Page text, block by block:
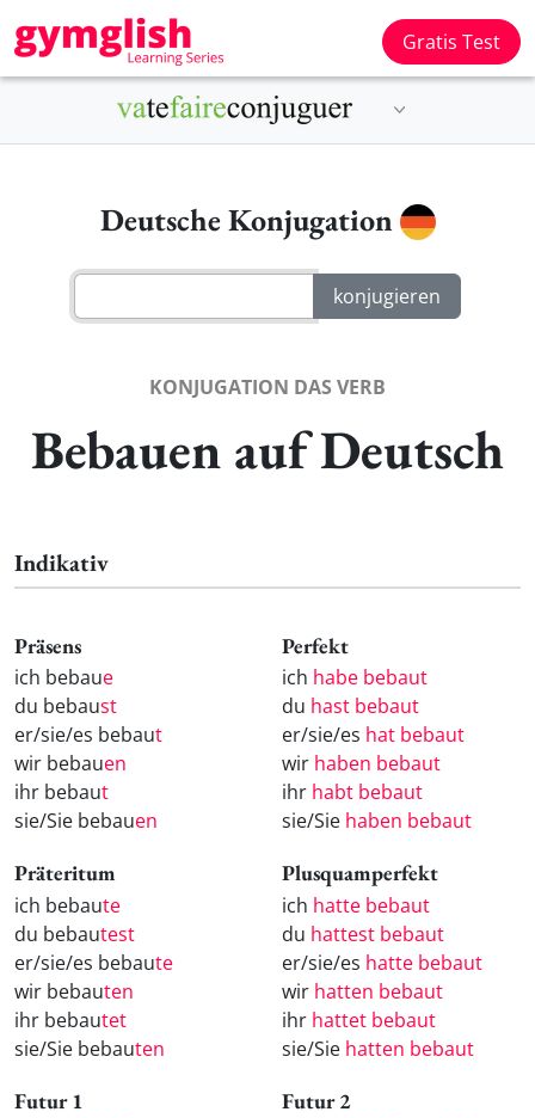
Gratis Test
Deutsche Konjugation
KONJUGATION DAS VERB
Bebauen auf Deutsch
Indikativ
Präsens
ich bebaue
du bebaust
er/sie/es bebaut
wir bebauen
ihr bebaut
sie/Sie bebauen
Perfekt
ich habe bebaut
du hast bebaut
er/sie/es hat bebaut
wir haben bebaut
ihr habt bebaut
sie/Sie haben bebaut
Präteritum
ich bebaute
du bebautest
er/sie/es bebaute
wir bebauten
ihr bebautet
sie/Sie bebauten
Plusquamperfekt
ich hatte bebaut
du hattest bebaut
er/sie/es hatte bebaut
wir hatten bebaut
ihr hattet bebaut
sie/Sie hatten bebaut
Futur 1 Futur 2